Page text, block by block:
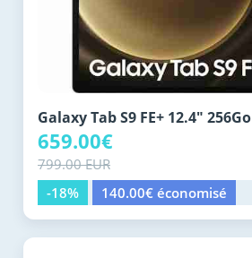
Galaxy Tab S9 FE+ 12.4" 256Go
659.00€
799.00 EUR
-18%
140.00€ économisé